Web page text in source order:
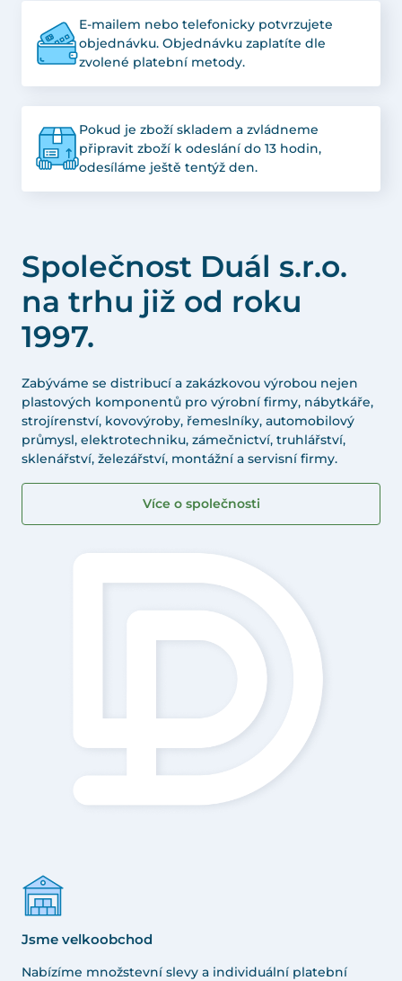
E-mailem nebo telefonicky potvrzujete
objednávku. Objednávku zaplatíte dle
zvolené platební metody.
Pokud je zboží skladem a zvládneme
připravit zboží k odeslání do 13 hodin,
odesíláme ještě tentýž den.
Společnost Duál s.r.o.
na trhu již od roku
1997.
Zabýváme se distribucí a zakázkovou výrobou nejen
plastových komponentů pro výrobní firmy, nábytkáře,
strojírenství, kovovýroby, řemeslníky, automobilový
průmysl, elektrotechniku, zámečnictví, truhlářství,
sklenářství, železářství, montážní a servisní firmy.
Více o společnosti
Jsme velkoobchod
Nabízíme množstevní slevy a individuální platební